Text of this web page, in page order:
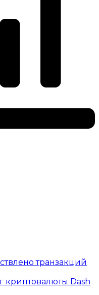
транзакций
криптовалюты Dash